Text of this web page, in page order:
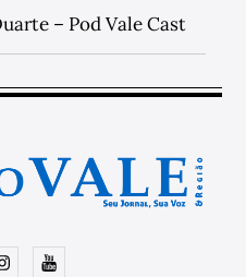
– Pod Vale Cast
Youtube